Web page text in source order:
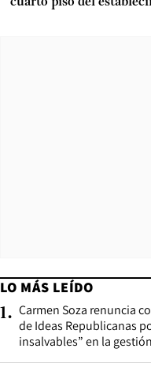
LO MÁS LEÍDO
1. Carmen Soza renuncia
de Ideas Republicanas
insalvables” en la